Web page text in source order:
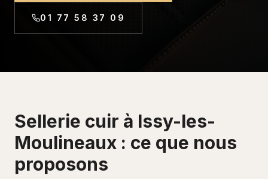
01 77 58 37 09
Sellerie cuir à Issy-les-
Moulineaux : ce que nous
proposons